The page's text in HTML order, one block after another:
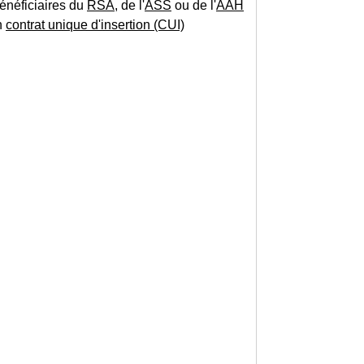
du RSA, de l'ASS ou de l'AAH
contrat unique d'insertion (CUI)